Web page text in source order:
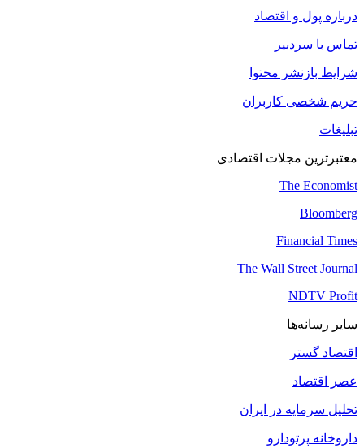
درباره پول و اقتصاد
تماس با سردبیر
شرایط بازنشر محتوا
حریم شخصی کاربران
تبلیغات
معتبرترین مجلات اقتصادی
The Economist
Bloomberg
Financial Times
The Wall Street Journal
NDTV Profit
سایر رسانه‌ها
اقتصاد گستر
عصر اقتصاد
تحلیل سرمایه در ایران
داروخانه پرتودارو